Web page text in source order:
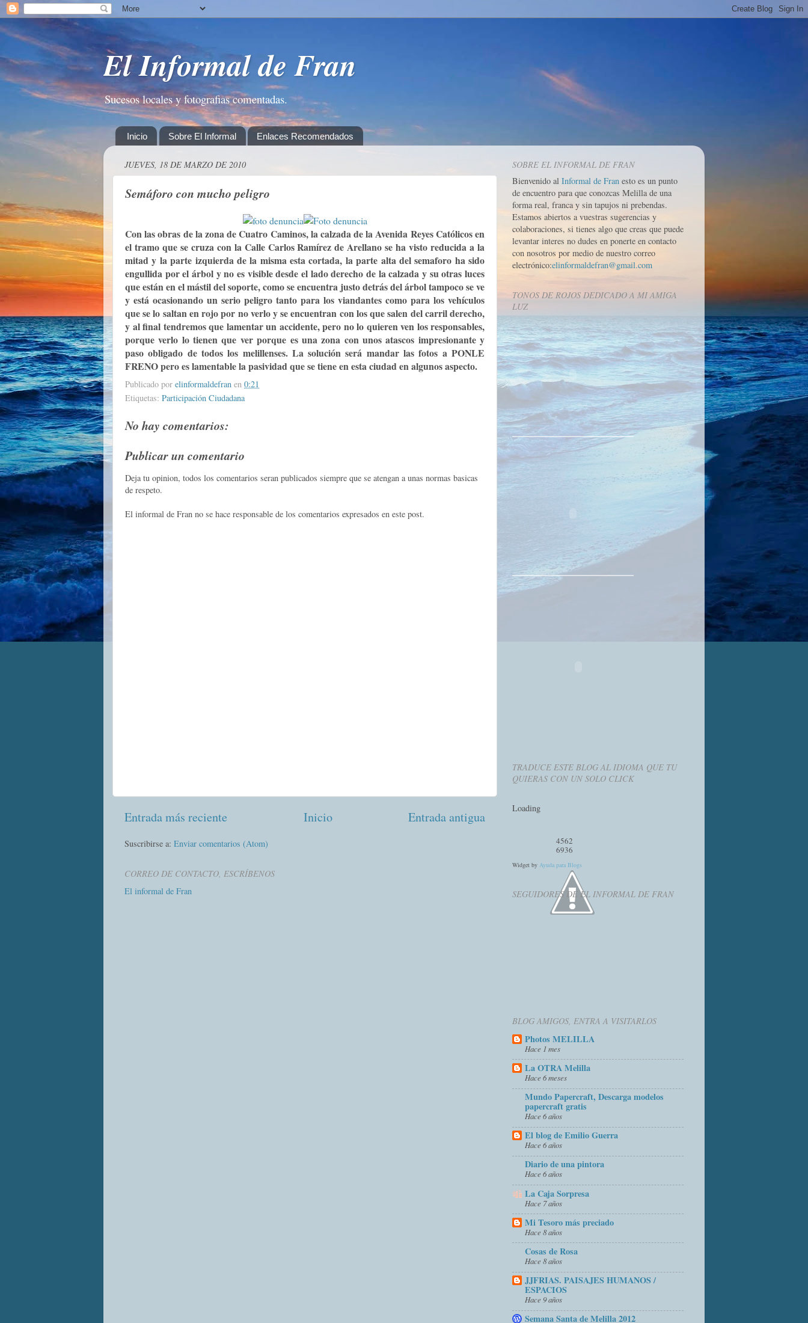
El Informal de Fran
Sucesos locales y fotografias comentadas.
Inicio Sobre El Informal Enlaces Recomendados
JUEVES, 18 DE MARZO DE 2010
Semáforo con mucho peligro
Con las obras de la zona de Cuatro Caminos, la calzada de la Avenida Reyes Católicos en
el tramo que se cruza con la Calle Carlos Ramírez de Arellano se ha visto reducida a la
mitad y la parte izquierda de la misma esta cortada, la parte alta del semaforo ha sido
engullida por el árbol y no es visible desde el lado derecho de la calzada y su otras luces
que están en el mástil del soporte, como se encuentra justo detrás del árbol tampoco se ve
y está ocasionando un serio peligro tanto para los viandantes como para los vehículos
que se lo saltan en rojo por no verlo y se encuentran con los que salen del carril derecho,
y al final tendremos que lamentar un accidente, pero no lo quieren ven los responsables,
porque verlo lo tienen que ver porque es una zona con unos atascos impresionante y
paso obligado de todos los melillenses. La solución será mandar las fotos a PONLE
FRENO pero es lamentable la pasividad que se tiene en esta ciudad en algunos aspecto.
Publicado por elinformaldefran en 0:21
Etiquetas: Participación Ciudadana
No hay comentarios:
Publicar un comentario
Deja tu opinion, todos los comentarios seran publicados siempre que se atengan a unas normas basicas
de respeto.
El informal de Fran no se hace responsable de los comentarios expresados en este post.
Entrada más reciente Entrada antigua
Inicio
Suscribirse a: Enviar comentarios (Atom)
CORREO DE CONTACTO, ESCRÍBENOS
El informal de Fran
SOBRE EL INFORMAL DE FRAN
Bienvenido al Informal de Fran esto es un punto
de encuentro para que conozcas Melilla de una
forma real, franca y sin tapujos ni prebendas.
Estamos abiertos a vuestras sugerencias y
colaboraciones, si tienes algo que creas que puede
levantar interes no dudes en ponerte en contacto
con nosotros por medio de nuestro correo
electrónico:elinformaldefran@gmail.com
TONOS DE ROJOS DEDICADO A MI AMIGA
LUZ
TRADUCE ESTE BLOG AL IDIOMA QUE TU
QUIERAS CON UN SOLO CLICK
Loading
4562
6936
Widget by Ayuda para Blogs
SEGUIDORES DE EL INFORMAL DE FRAN
BLOG AMIGOS, ENTRA A VISITARLOS
Photos MELILLA
Hace 1 mes
La OTRA Melilla
Hace 6 meses
Mundo Papercraft, Descarga modelos
papercraft gratis
Hace 6 años
El blog de Emilio Guerra
Hace 6 años
Diario de una pintora
Hace 6 años
La Caja Sorpresa
Hace 7 años
Mi Tesoro más preciado
Hace 8 años
Cosas de Rosa
Hace 8 años
JJFRIAS. PAISAJES HUMANOS /
ESPACIOS
Hace 9 años
Semana Santa de Melilla 2012